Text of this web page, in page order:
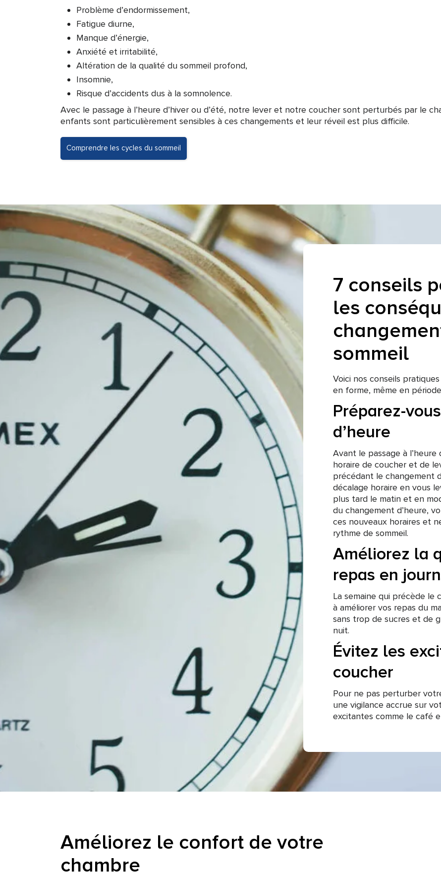
Problème d’endormissement,
Fatigue diurne,
Manque d’énergie,
Anxiété et irritabilité,
Altération de la qualité du sommeil profond,
Insomnie,
Risque d’accidents dus à la somnolence.
Avec le passage à l’heure d’hiver ou d’été, notre lever et notre coucher sont perturbés par le
enfants sont particulièrement sensibles à ces changements et leur réveil est plus difficile.
Comprendre les cycles du sommeil
7 conseils
les
sommeil
Voici nos conseils
en forme, même en
Préparez-
d’heure
Avant le passage à l’heure
horaire de coucher et de
précédant le changement
décalage horaire en vous
plus tard le matin et en
du changement d’heure,
ces nouveaux horaires et
rythme de sommeil.
Améliorez la
repas en
La semaine qui précède le
à améliorer vos repas du
sans trop de sucres et de
nuit.
Évitez les
coucher
Pour ne pas perturber
une vigilance accrue sur
excitantes comme le café
Améliorez le confort de votre
chambre